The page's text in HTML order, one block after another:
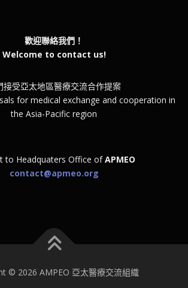
歡迎聯絡我們！
Welcome to contact us!
接受亞太地區醫療交流合作提案
for medical exchange and cooperation in
the Asia-Pacific region
to Headquaters Office ofAPMEO
contact@apmeo.org
© 2026 AMPEO 亞太醫療交流組織